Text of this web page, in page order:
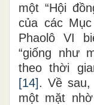
một “Hội
của các
Phaolô VI
“giống như
theo thời
[14]. Về sau,
một mặt